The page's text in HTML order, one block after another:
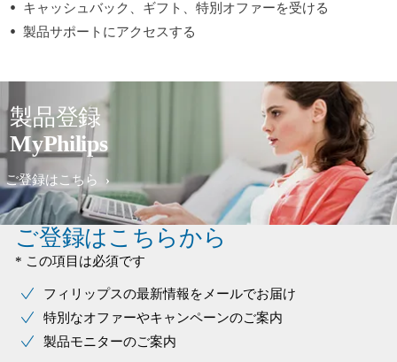
キャッシュバック、ギフト、特別オファーを受ける
製品サポートにアクセスする
製品登録
MyPhilips
ご登録はこちら
ご登録はこちらから
* この項目は必須です
フィリップスの最新情報をメールでお届け
特別なオファーやキャンペーンのご案内
製品モニターのご案内